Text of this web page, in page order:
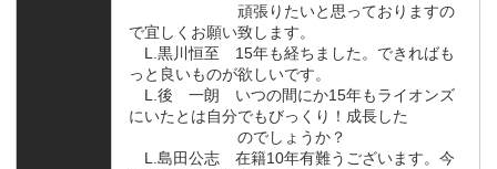
頑張りたいと思っておりますの
で宜しくお願い致します。
L.黒川恒至 15年も経ちました。できればも
っと良いものが欲しいです。
L.後 一朗 いつの間にか15年もライオンズ
にいたとは自分でもびっくり！成長した
のでしょうか？
L.島田公志 在籍10年有難うございます。今